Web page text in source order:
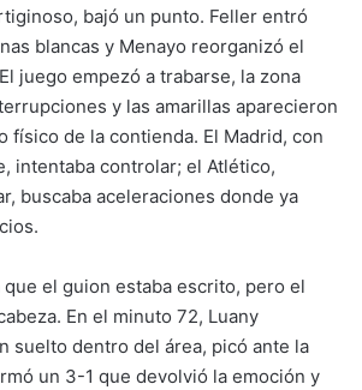
bajó un punto. Feller entró
blancas y Menayo reorganizó el
juego empezó a trabarse, la zona
y las amarillas aparecieron
físico de la contienda. El Madrid, con
intentaba controlar; el Atlético,
buscaba aceleraciones donde ya
el guion estaba escrito, pero el
En el minuto 72, Luany
suelto dentro del área, picó ante la
un 3-1 que devolvió la emoción y